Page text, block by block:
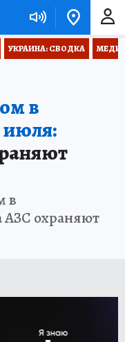
УКРАИНА: СВОДКА
в
июля:
в
АЗС охраняют